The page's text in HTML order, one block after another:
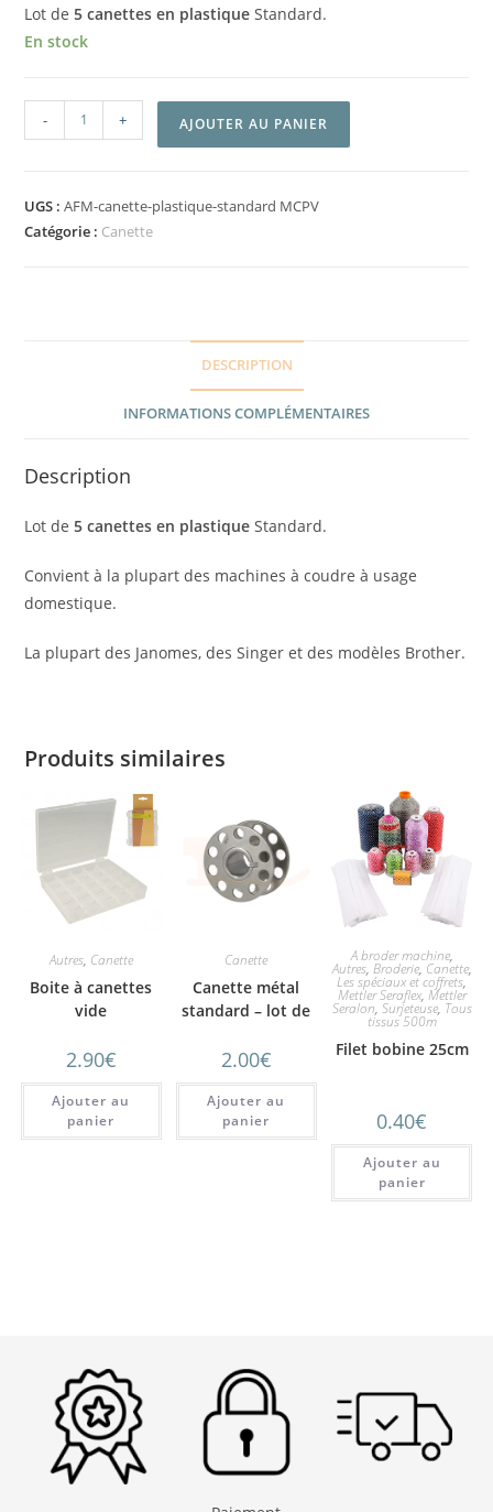
Lot de5 canettes en plastique Standard.
En stock
- + AJOUTER AU PANIER
UGS :AFM-canette-plastique-standard MCPV
Catégorie : Canette
DESCRIPTION
INFORMATIONS COMPLÉMENTAIRES
Description
Lot de5 canettes en plastique Standard.
Convient à la plupart des machines à coudre à usage
domestique.
La plupart des Janomes, des Singer et des modèles Brother.
Produits similaires
Autres, Canette
Boite à canettes
vide
2.90€
Ajouter au
panier
Canette
Canette métal
standard – lot de
2.00€
Ajouter au
panier
A broder machine,
Autres, Broderie, Canette,
Les spéciaux et coffrets,
Mettler Seraflex, Mettler
Seralon, Surjeteuse, Tous
tissus 500m
Filet bobine 25cm
0.40€
Ajouter au
panier